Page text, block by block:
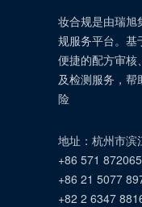
妆合规是由瑞旭
规服务平台。基
便捷的配方审核
及检测服务，
险
地址： 杭州市滨
+86 571
+86 21 5077
+82 2 6347